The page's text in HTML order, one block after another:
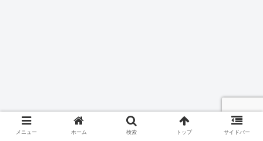
メニュー ホーム 検索 トップ サイドバー